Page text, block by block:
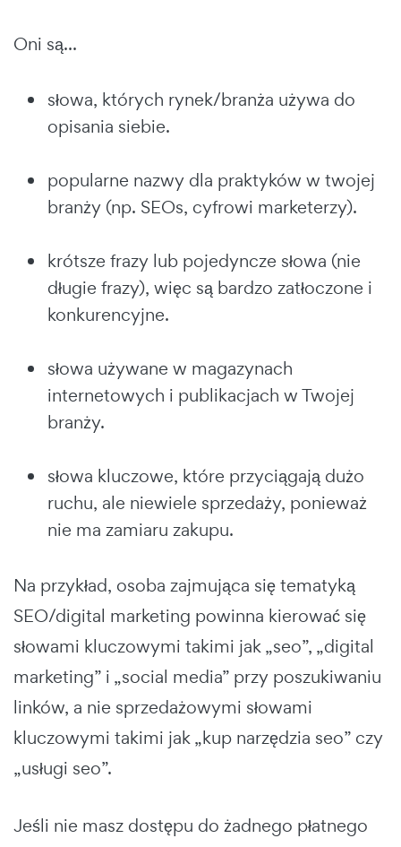
Oni są...
słowa, których rynek/branża używa do
opisania siebie.
popularne nazwy dla praktyków w twojej
branży (np. SEOs, cyfrowi marketerzy).
krótsze frazy lub pojedyncze słowa (nie
długie frazy), więc są bardzo zatłoczone i
konkurencyjne.
słowa używane w magazynach
internetowych i publikacjach w Twojej
branży.
słowa kluczowe, które przyciągają dużo
ruchu, ale niewiele sprzedaży, ponieważ
nie ma zamiaru zakupu.
Na przykład, osoba zajmująca się tematyką
SEO/digital marketing powinna kierować się
słowami kluczowymi takimi jak „seo”, „digital
marketing” i „social media” przy poszukiwaniu
linków, a nie sprzedażowymi słowami
kluczowymi takimi jak „kup narzędzia seo” czy
„usługi seo”.
Jeśli nie masz dostępu do żadnego płatnego